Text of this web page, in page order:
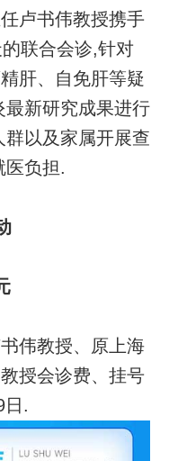
卢书伟教授携手
联合会诊,针对
肝、自免肝等疑
新研究成果进行
以及家属开展查
医负担.
伟教授、原上海
授会诊费、挂号
日.